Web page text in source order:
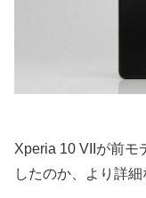
Xperia 10 VIIが前モ
したのか、より詳